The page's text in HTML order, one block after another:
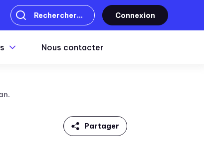
Connexion
Nous contacter
Partager